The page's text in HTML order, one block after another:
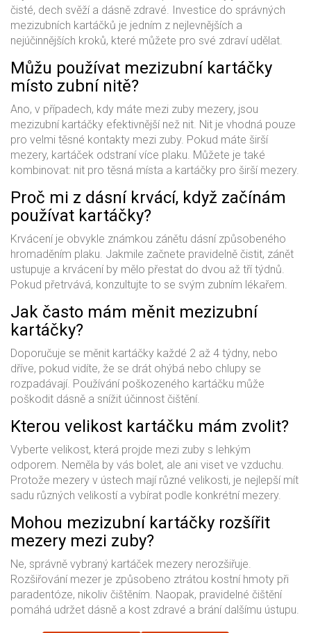
čisté, dech svěží a dásně zdravé. Investice do správných
mezizubních kartáčků je jedním z nejlevnějších a
nejúčinnějších kroků, které můžete pro své zdraví udělat.
Můžu používat mezizubní kartáčky
místo zubní nitě?
Ano, v případech, kdy máte mezi zuby mezery, jsou
mezizubní kartáčky efektivnější než nit. Nit je vhodná pouze
pro velmi těsné kontakty mezi zuby. Pokud máte širší
mezery, kartáček odstraní více plaku. Můžete je také
kombinovat: nit pro těsná místa a kartáčky pro širší mezery.
Proč mi z dásní krvácí, když začínám
používat kartáčky?
Krvácení je obvykle známkou zánětu dásní způsobeného
hromaděním plaku. Jakmile začnete pravidelně čistit, zánět
ustupuje a krvácení by mělo přestat do dvou až tří týdnů.
Pokud přetrvává, konzultujte to se svým zubním lékařem.
Jak často mám měnit mezizubní
kartáčky?
Doporučuje se měnit kartáčky každé 2 až 4 týdny, nebo
dříve, pokud vidíte, že se drát ohýbá nebo chlupy se
rozpadávají. Používání poškozeného kartáčku může
poškodit dásně a snížit účinnost čištění.
Kterou velikost kartáčku mám zvolit?
Vyberte velikost, která projde mezi zuby s lehkým
odporem. Neměla by vás bolet, ale ani viset ve vzduchu.
Protože mezery v ústech mají různé velikosti, je nejlepší mít
sadu různých velikostí a vybírat podle konkrétní mezery.
Mohou mezizubní kartáčky rozšířit
mezery mezi zuby?
Ne, správně vybraný kartáček mezery nerozšiřuje.
Rozšiřování mezer je způsobeno ztrátou kostní hmoty při
paradentóze, nikoliv čištěním. Naopak, pravidelné čištění
pomáhá udržet dásně a kost zdravé a brání dalšímu ústupu.